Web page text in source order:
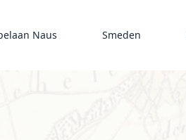
Naus Smeden